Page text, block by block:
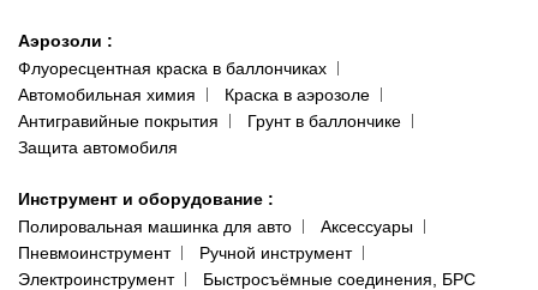
Аэрозоли :
Флуоресцентная краска в баллончиках
Автомобильная химия
Краска в аэрозоле
Антигравийные покрытия
Грунт в баллончике
Защита автомобиля
Инструмент и оборудование :
Полировальная машинка для авто
Аксессуары
Пневмоинструмент
Ручной инструмент
Электроинструмент
Быстросъёмные соединения, БРС